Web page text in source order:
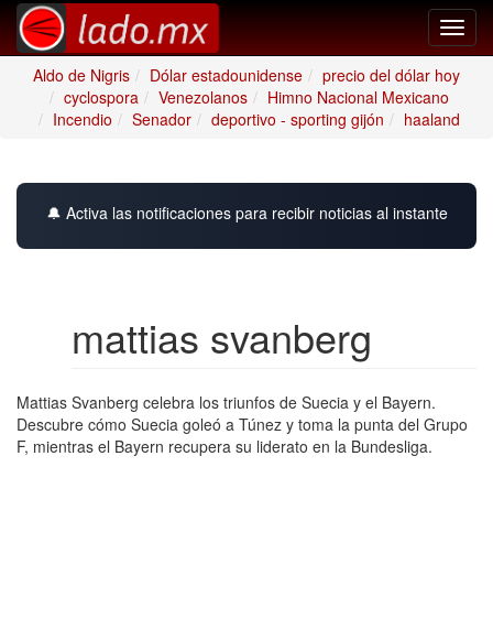
Aldo de Nigris
Dólar estadounidense
precio del dólar hoy
cyclospora
Venezolanos
Himno Nacional Mexicano
Incendio
Senador deportivo - sporting gijón haaland
🔔 Activa las notificaciones para recibir noticias al instante
mattias svanberg
Mattias Svanberg celebra los triunfos de Suecia y el Bayern.
Descubre cómo Suecia goleó a Túnez y toma la punta del Grupo
F, mientras el Bayern recupera su liderato en la Bundesliga.